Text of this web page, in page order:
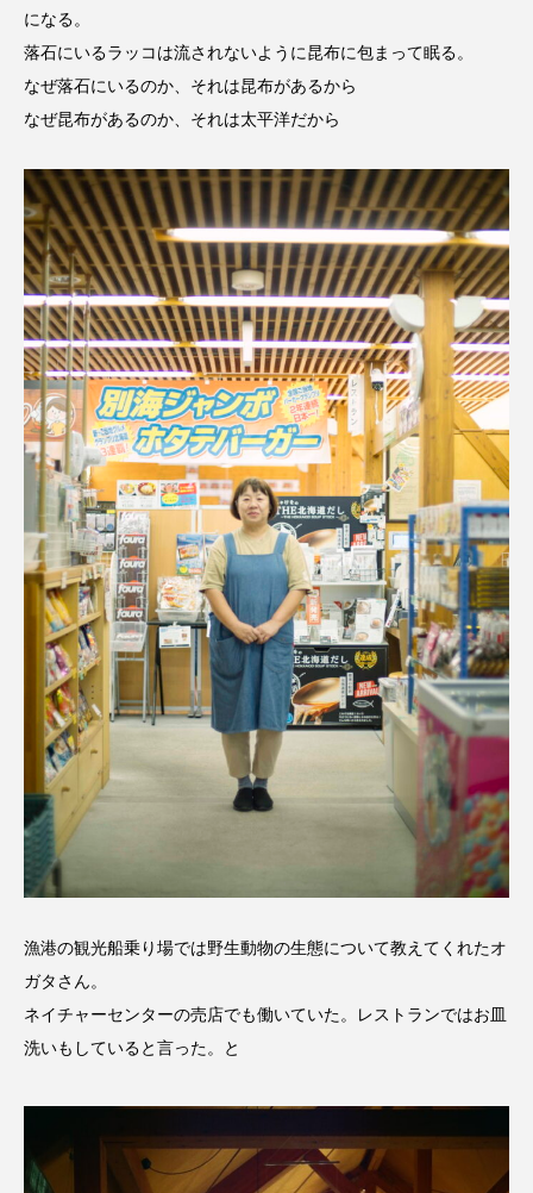
になる。
落石にいるラッコは流されないように昆布に包まって眠る。
なぜ落石にいるのか、それは昆布があるから
なぜ昆布があるのか、それは太平洋だから
漁港の観光船乗り場では野生動物の生態について教えてくれたオ
ガタさん。
ネイチャーセンターの売店でも働いていた。レストランではお皿
洗いもしていると言った。と